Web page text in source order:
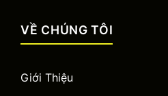
VỀ CHÚNG TÔI
Giới Thiệu